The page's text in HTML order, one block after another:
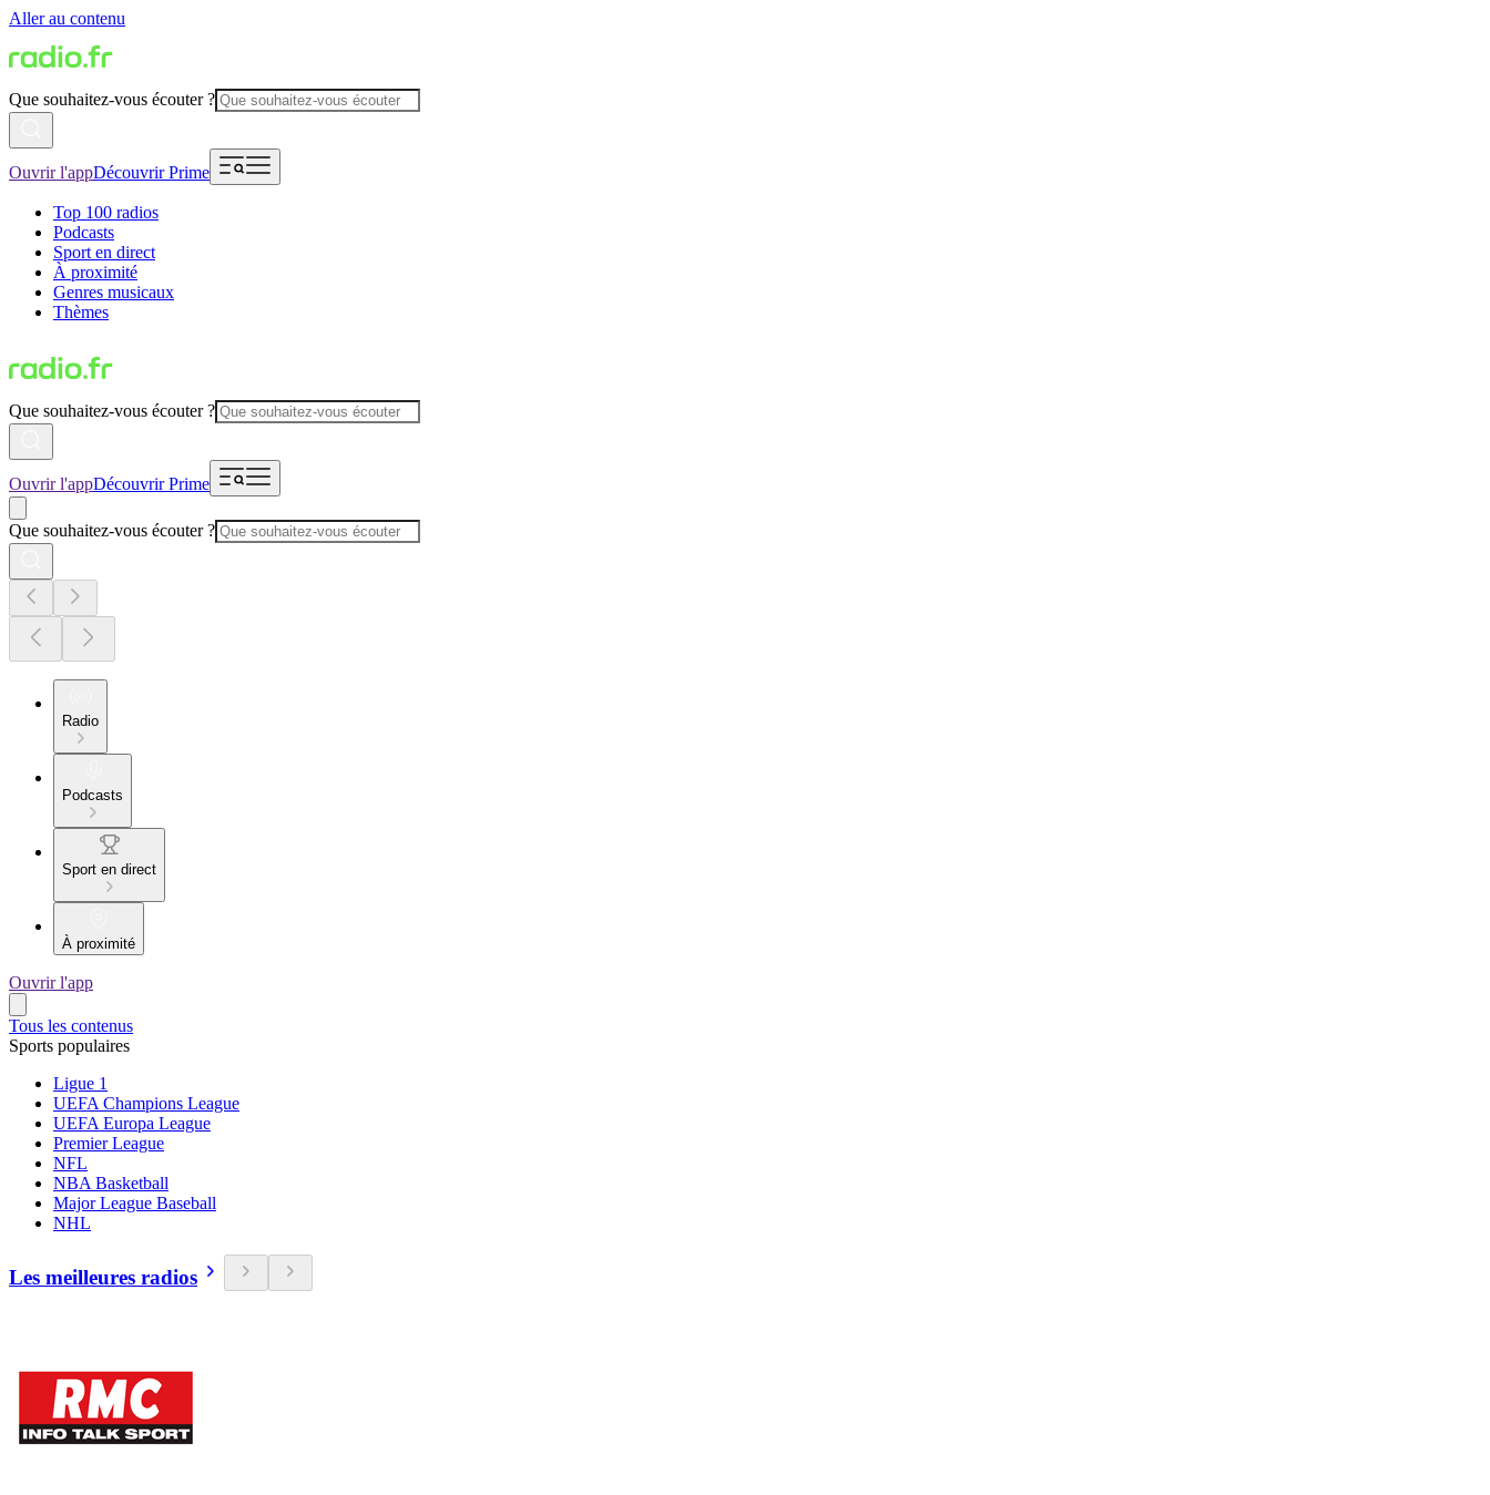
Aller au contenu
Que souhaitez-vous écouter ?
Ouvrir l'appDécouvrir Prime
Top 100 radios
Podcasts
Sport en direct
À proximité
Genres musicaux
Thèmes
Que souhaitez-vous écouter ?
Ouvrir l'appDécouvrir Prime
Que souhaitez-vous écouter ?
Radio
Podcasts
Sport en direct
À proximité
Ouvrir l'app
Tous les contenus
Sports populaires
Ligue 1
UEFA Champions League
UEFA Europa League
Premier League
NFL
NBA Basketball
Major League Baseball
NHL
Les meilleures radios